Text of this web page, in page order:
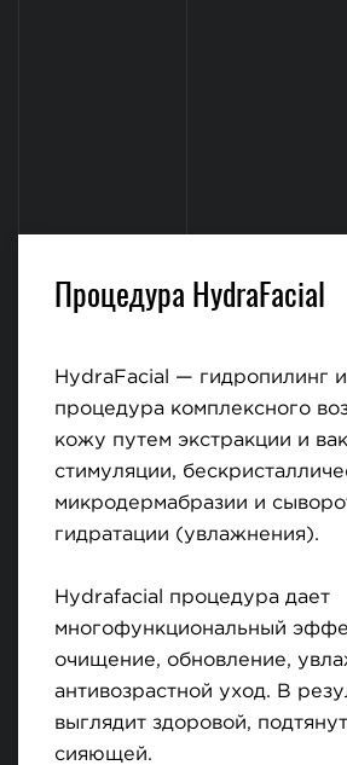
Процедура HydraFacial
HydraFacial — гидропилинг и
процедура комплексного
кожу путем экстракции и
стимуляции,
микродермабразии и
гидратации (увлажнения).
Hydrafacial процедура дает
многофункциональный
очищение, обновление,
антивозрастной уход. В
выглядит здоровой,
сияющей.